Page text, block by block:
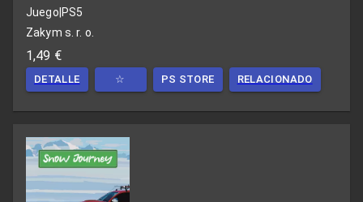
Juego PS5
Zakym s. r. o.
1,49 €
DETALLE ☆ PS STORE RELACIONADO